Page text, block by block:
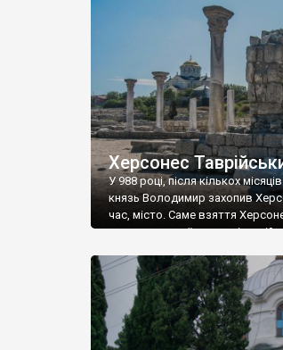
візантійської доби. Раритети
культурної спадщини ЮНЕСКО
Офіційно – на виставку «Золото
влада в Україні вважають це
Херсонес
У 988 році, після кількох
князь Володимир захопив
час, місто. Саме взяття
диктувати свої умови
Херсонесі Володимир-язичник,
християнином. А потім було
Херсонесу Таврійського